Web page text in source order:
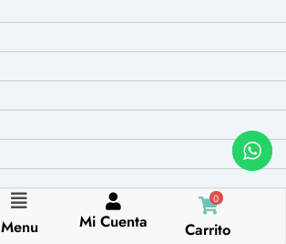
Flyout
Menu Mi Cuenta
0
Carrito